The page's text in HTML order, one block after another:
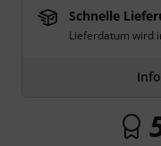
Schnelle
Lieferdatum wird